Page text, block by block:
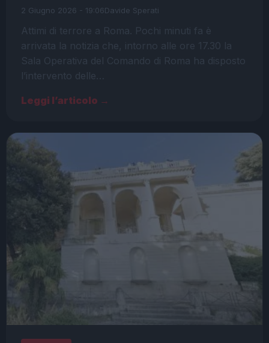
2 Giugno 2026 - 19:06Davide Sperati
Attimi di terrore a Roma. Pochi minuti fa è
arrivata la notizia che, intorno alle ore 17.30 la
Sala Operativa del Comando di Roma ha disposto
l’intervento delle…
Leggi l’articolo →